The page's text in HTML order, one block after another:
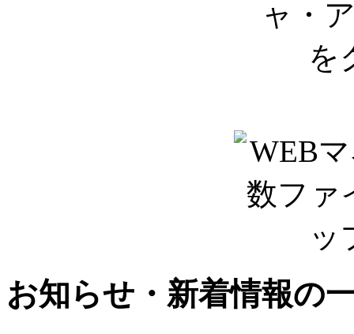
お知らせ・新着情報の